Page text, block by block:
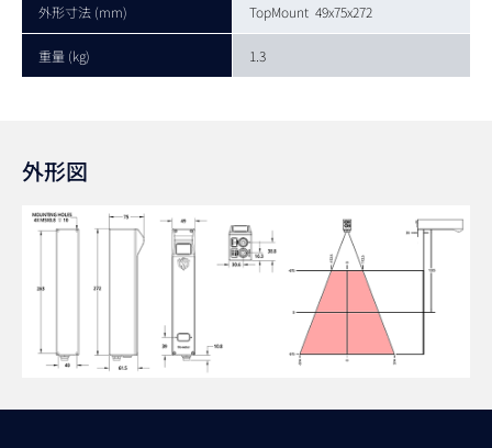
外形寸法 (mm) TopMount 49x75x272
重量 (kg) 1.3
外形図